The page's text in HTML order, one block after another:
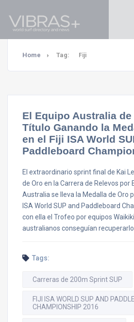
Home Tag: Fiji
El Equipo Australia
Título Ganando la
en el Fiji ISA World
Paddleboard
El extraordinario sprint final de Kai
de Oro en la Carrera de Relevos por
Australia se lleva la Medalla de Oro
ISA World SUP and Paddleboard
con ella el Trofeo por equipos
australianos conseguían recuperarlo
Tags:
Carreras de 200m Sprint SUP
FIJI ISA WORLD SUP AND
CHAMPIONSHIP 2016